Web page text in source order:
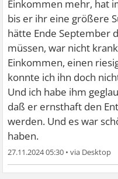
Einkommen mehr, hat
bis er ihr eine größere
hätte Ende September
müssen, war nicht
Einkommen, einen
konnte ich ihn doch
Und ich habe ihm
daß er ernsthaft den
werden. Und es war
haben.
27.11.2024 05:30 •